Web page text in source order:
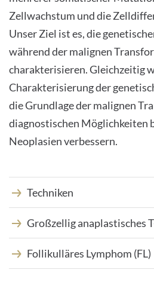
KARRIERE
INTERNATIONALE PATIENTEN
PRESSE
Deutsch
Impressum
Zellwachstum und die
Unser Ziel ist es, die
während der malignen
charakterisieren. Gleichzeitig
Charakterisierung der
die Grundlage der malignen
diagnostischen Möglichkeiten
Neoplasien verbessern.
Techniken
Großzellig anaplastisches
Follikulläres Lymphom (FL)